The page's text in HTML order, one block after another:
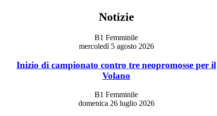
Notizie
B1 Femminile
mercoledì 5 agosto 2026
Inizio di campionato contro tre neopromosse per il
Volano
B1 Femminile
domenica 26 luglio 2026